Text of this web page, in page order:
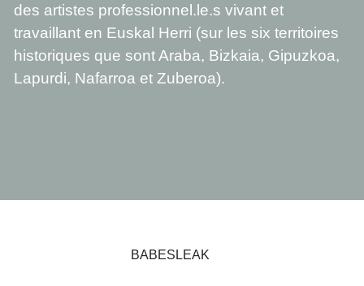
des artistes professionnel.le.s vivant et
travaillant en Euskal Herri (sur les six territoires
historiques que sont Araba, Bizkaia, Gipuzkoa,
Lapurdi, Nafarroa et Zuberoa).
BABESLEAK